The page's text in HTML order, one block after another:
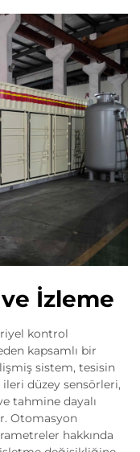
İzleme
kontrol
kapsamlı bir
sistem, tesisin
düzey sensörleri,
tahmine dayalı
Otomasyon
hakkında